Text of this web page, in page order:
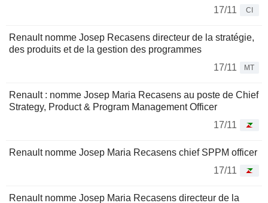
17/11
CI
Renault nomme Josep Recasens directeur de la stratégie,
des produits et de la gestion des programmes
17/11
MT
Renault : nomme Josep Maria Recasens au poste de Chief
Strategy, Product & Program Management Officer
17/11
Renault nomme Josep Maria Recasens chief SPPM officer
17/11
Renault nomme Josep Maria Recasens directeur de la